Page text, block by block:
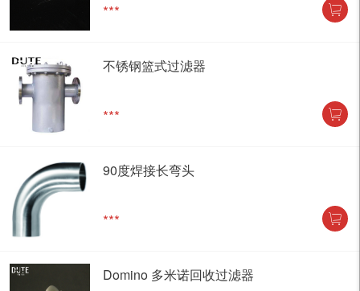
***
不锈钢篮式过滤器
***
90度焊接长弯头
***
Domino 多米诺回收过滤器